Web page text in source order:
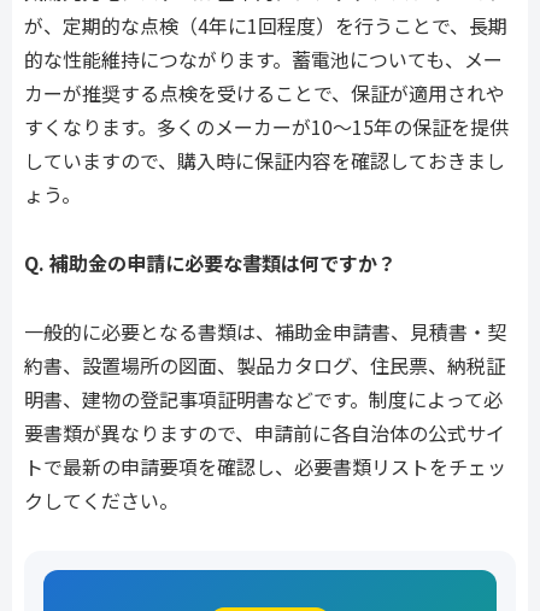
が、定期的な点検（4年に1回程度）を行うことで、長期
的な性能維持につながります。蓄電池についても、メー
カーが推奨する点検を受けることで、保証が適用されや
すくなります。多くのメーカーが10〜15年の保証を提供
していますので、購入時に保証内容を確認しておきまし
ょう。
Q. 補助金の申請に必要な書類は何ですか？
一般的に必要となる書類は、補助金申請書、見積書・契
約書、設置場所の図面、製品カタログ、住民票、納税証
明書、建物の登記事項証明書などです。制度によって必
要書類が異なりますので、申請前に各自治体の公式サイ
トで最新の申請要項を確認し、必要書類リストをチェッ
クしてください。